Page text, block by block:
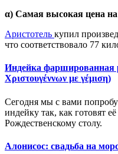
α) Самая высокая цена
Аристотель купил
что соответствовало 77
Индейка фаршированная
Χριστουγέννων με γέμιση)
Сегодня мы с вами
индейку так, как готовят
Рождественскому столу.
Алонисос: свадьба на